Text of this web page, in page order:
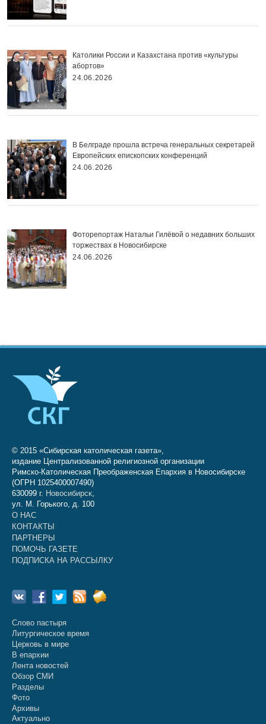
Католики России и Казахстана против «культуры
абортов»
24.06.2026
В Белграде прошла встреча генеральных секретарей
Европейских епископских конференций
24.06.2026
Фоторепортаж Натальи Гилёвой о недавних больших
торжествах в Новосибирске
24.06.2026
© 2015 «Сибирская католическая газета»,
издание Централизованной религиозной организации
Римско-Католическая Преображенская Епархия в Новосибирске
(ОГРН 1025400007490)
630099 г. Новосибирск,
ул. М. Горького, д. 100
О НАС
КОНТАКТЫ
ПАРТНЕРЫ
ПОМОЧЬ ГАЗЕТЕ
ПОДПИСКА НА РАССЫЛКУ
Слово пастыря
Литургическое время
Церковь в мире
В епархии
Лента новостей
Обзор СМИ
Разделы
Фото
Архивы
Актуально